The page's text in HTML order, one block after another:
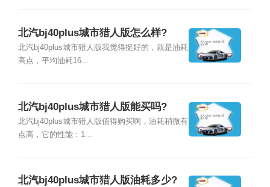
北汽bj40plus城市猎人版怎么样?
北汽bj40plus城市猎人版我觉得挺好的，就是油耗
高点，平均油耗16...
北汽bj40plus城市猎人版能买吗?
北汽bj40plus城市猎人版值得购买啊，油耗稍微有
点高，它的性能：1...
北汽bj40plus城市猎人版油耗多少?